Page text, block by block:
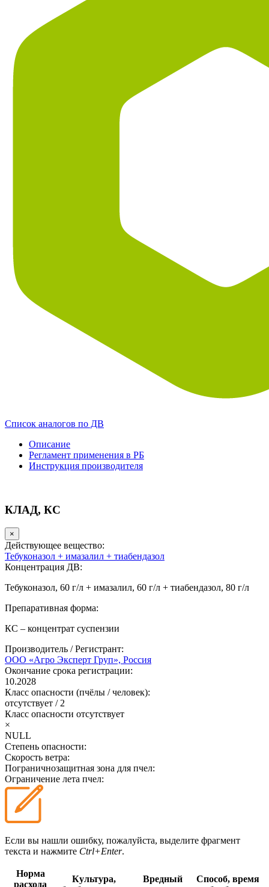
Список аналогов по ДВ
Описание
Регламент применения в РБ
Инструкция производителя
КЛАД, КС
×
Действующее вещество:
Тебуконазол + имазалил + тиабендазол
Концентрация ДВ:
Тебуконазол, 60 г/л + имазалил, 60 г/л + тиабендазол, 80 г/л
Препаративная форма:
КС – концентрат суспензии
Производитель / Регистрант:
ООО «Агро Эксперт Груп», Россия
Окончание срока регистрации:
10.2028
Класс опасности (пчёлы / человек):
отсутствует /2
Класс опасности отсутствует
×
NULL
Степень опасности:
Скорость ветра:
Пограничнозащитная зона для пчел:
Ограничение лета пчел:
Если вы нашли ошибку, пожалуйста, выделите фрагмент
текста и нажмите Ctrl+Enter.
Норма
расхода
Культура,
Вредный
Способ, время